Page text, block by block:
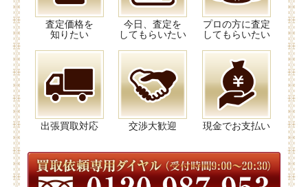
査定価格を
知りたい
今日、査定を
してもらいたい
プロの方に査定
してもらいたい
出張買取対応 交渉大歓迎 現金でお支払い